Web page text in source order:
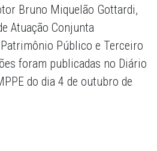
Bruno Miquelão Gottardi,
Atuação Conjunta
Patrimônio Público e Terceiro
foram publicadas no Diário
do dia 4 de outubro de